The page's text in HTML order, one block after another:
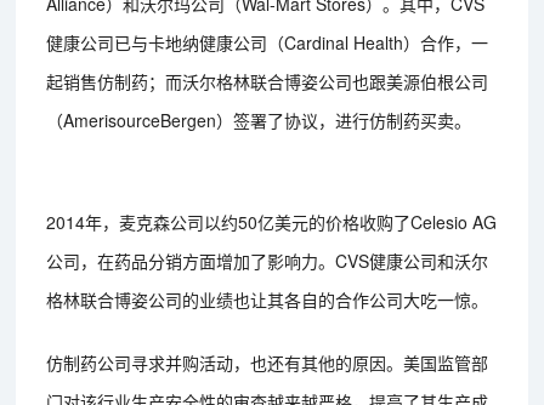
健康公司已与卡地纳健康公司（Cardinal Health）合作，一
起销售仿制药；而沃尔格林联合博姿公司也跟美源伯根公司
（AmerisourceBergen）签署了协议，进行仿制药买卖。
2014年，麦克森公司以约50亿美元的价格收购了Celesio AG
公司，在药品分销方面增加了影响力。CVS健康公司和沃尔
格林联合博姿公司的业绩也让其各自的合作公司大吃一惊。
仿制药公司寻求并购活动，也还有其他的原因。美国监管部